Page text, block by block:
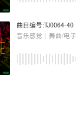
曲目编号:TJ0064-40 I
音乐感觉 | 舞曲/电